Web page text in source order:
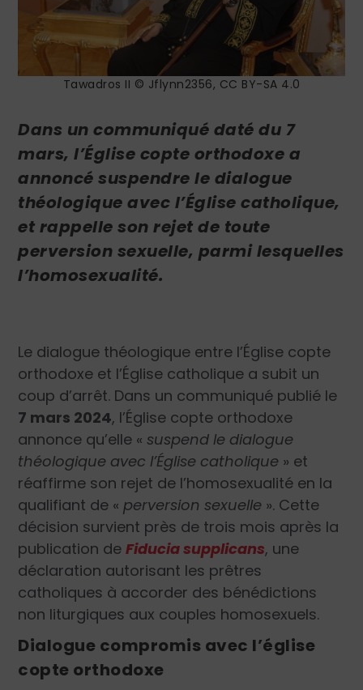
Tawadros II © Jflynn2356, CC BY-SA 4.0
Dans un communiqué daté du 7
mars, l’Église copte orthodoxe a
annoncé suspendre le dialogue
théologique avec l’Église catholique,
et rappelle son rejet de toute
perversion sexuelle, parmi lesquelles
l’homosexualité.
Le dialogue théologique entre l’Église copte
orthodoxe et l’Église catholique a subit un
coup d’arrêt. Dans un communiqué publié le
7 mars 2024, l’Église copte orthodoxe
annonce qu’elle «suspend le dialogue
théologique avec l’Église catholique » et
réaffirme son rejet de l’homosexualité en la
qualifiant de « perversion sexuelle ». Cette
décision survient près de trois mois après la
publication deFiducia supplicans, une
déclaration autorisant les prêtres
catholiques à accorder des bénédictions
non liturgiques aux couples homosexuels.
Dialogue compromis avec l’église
copte orthodoxe